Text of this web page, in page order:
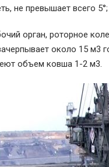
не превышает всего 5°;
орган, роторное
около 15 м3
объем ковша 1-2 м3.